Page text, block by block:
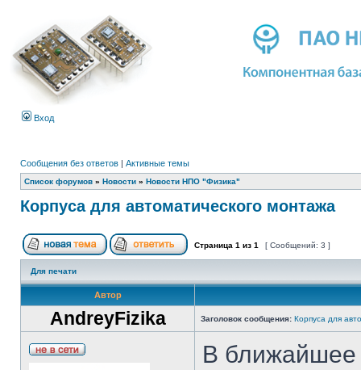
Вход
Сообщения без ответов | Активные темы
Список форумов » Новости » Новости НПО "Физика"
Корпуса для автоматического монтажа
Страница 1 из 1 [ Сообщений: 3 ]
Для печати
Автор
AndreyFizika Заголовок сообщения: Корпуса для
В ближайшее